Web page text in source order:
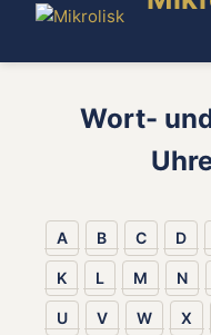
Wort-
A B C D
K L M N
U V W X